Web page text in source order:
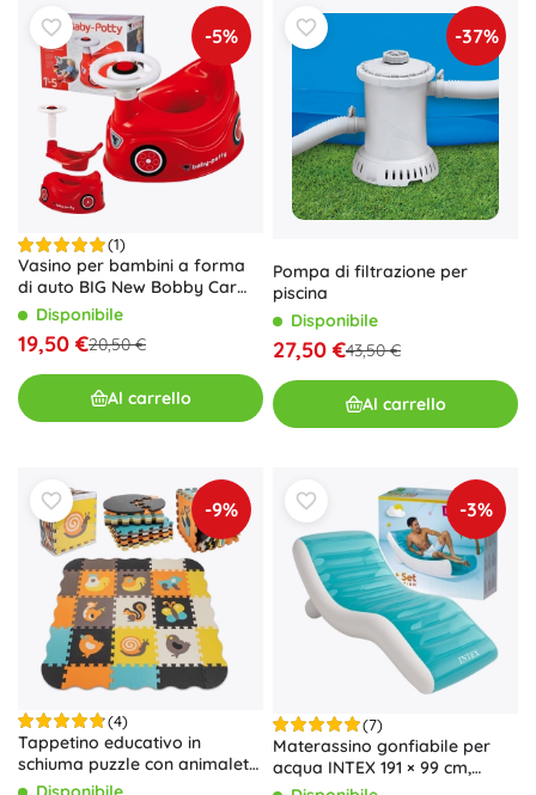
-5%
(1)
Vasino per bambini a forma
di auto BIG New Bobby Car
con volante e clacson
Disponibile
19,50 €20,50 €
Al carrello
-37%
Pompa di filtrazione per
piscina
Disponibile
27,50 €43,50 €
Al carrello
-9%
(4)
Tappetino educativo in
schiuma puzzle con animaletti
114 × 114 cm, 25 pezzi
-3%
(7)
Materassino gonfiabile per
acqua INTEX 191 × 99 cm,
turchese